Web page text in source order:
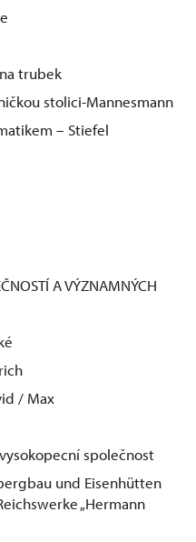
trubek
stolici-Mannesmann
– Stiefel
A VÝZNAMNÝCH
/ Max
společnost
und Eisenhütten
„Hermann